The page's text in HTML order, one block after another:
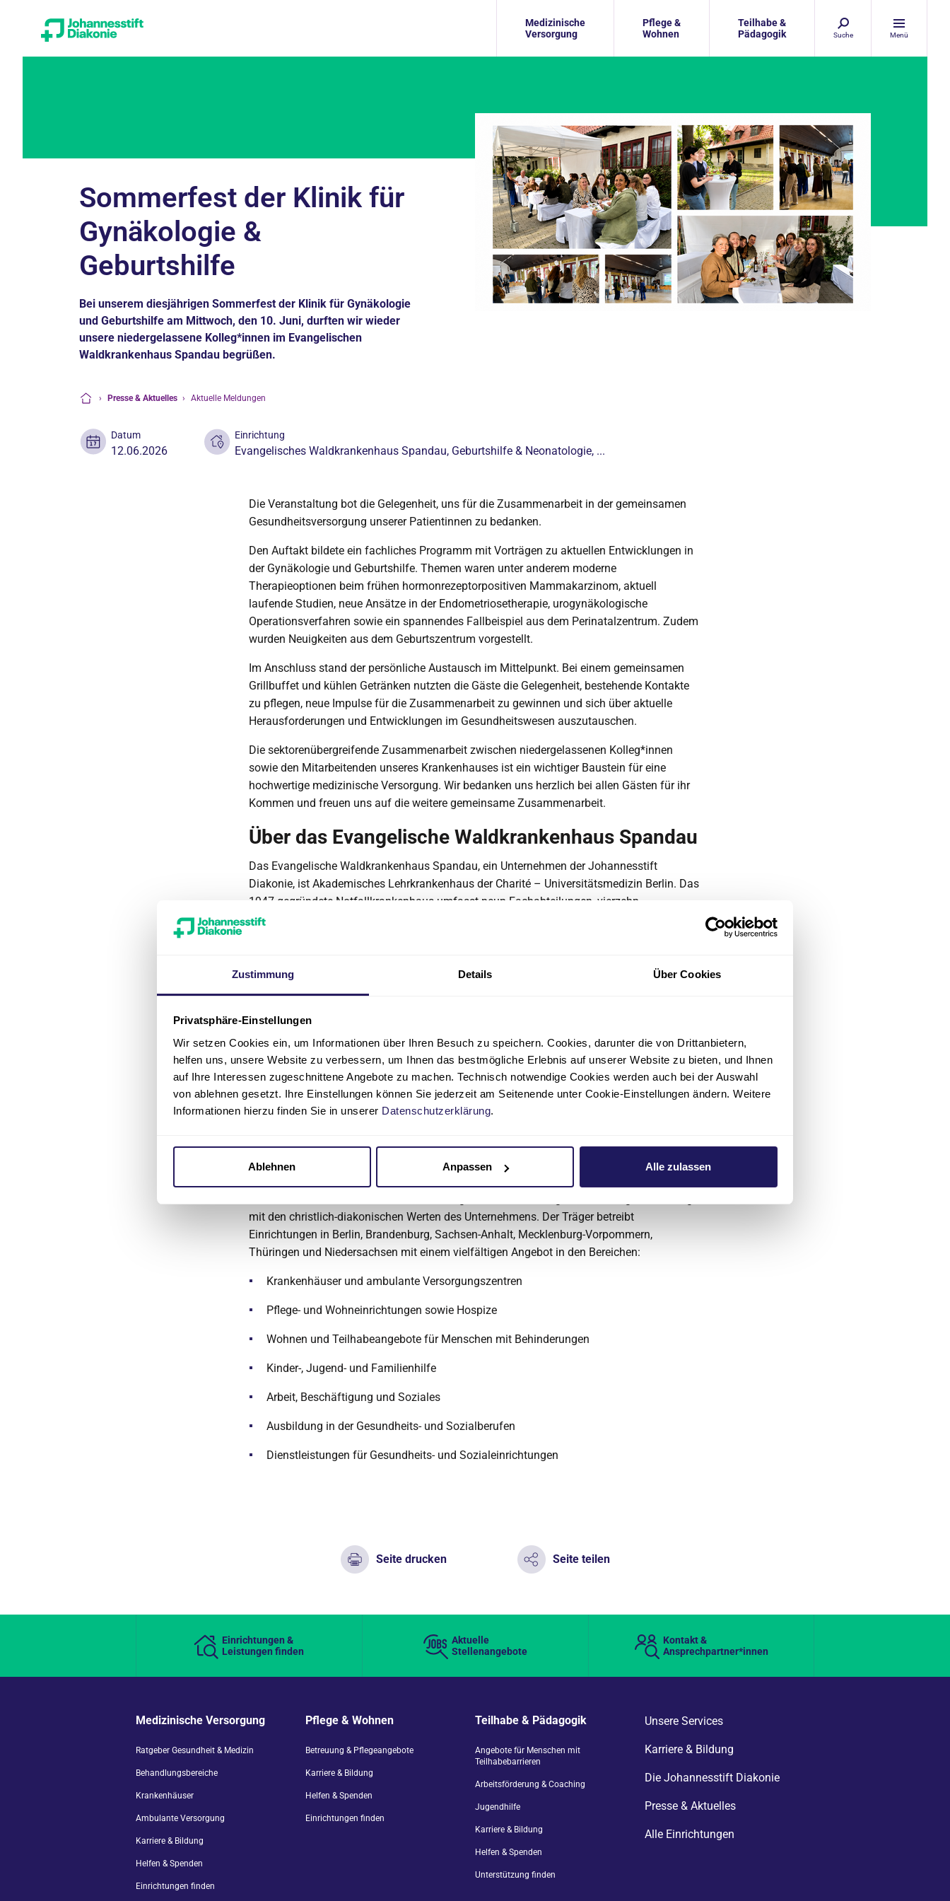
Zustimmung Details Über Cookies
Privatsphäre-Einstellungen
Wir setzen Cookies ein, um Informationen über Ihren Besuch zu speichern. Cookies, darunter die von Drittanbietern,
helfen uns, unsere Website zu verbessern, um Ihnen das bestmögliche Erlebnis auf unserer Website zu bieten, und Ihnen
auf Ihre Interessen zugeschnittene Angebote zu machen. Technisch notwendige Cookies werden auch bei der Auswahl
von ablehnen gesetzt. Ihre Einstellungen können Sie jederzeit am Seitenende unter Cookie-Einstellungen ändern. Weitere
Informationen hierzu finden Sie in unserer Datenschutzerklärung.
Ablehnen Anpassen Alle zulassen
Medizinische
Versorgung
Pflege &
Wohnen
Teilhabe &
Pädagogik
Suche Menü
Sommerfest der Klinik für
Gynäkologie &
Geburtshilfe
Bei unserem diesjährigen Sommerfest der Klinik für Gynäkologie
und Geburtshilfe am Mittwoch, den 10. Juni, durften wir wieder
unsere niedergelassene Kolleg*innen im Evangelischen
Waldkrankenhaus Spandau begrüßen.
› Presse & Aktuelles › Aktuelle Meldungen
Datum
12.06.2026
Einrichtung
Evangelisches Waldkrankenhaus Spandau, Geburtshilfe & Neonatologie, ...
Die Veranstaltung bot die Gelegenheit, uns für die Zusammenarbeit in der gemeinsamen
Gesundheitsversorgung unserer Patientinnen zu bedanken.
Den Auftakt bildete ein fachliches Programm mit Vorträgen zu aktuellen Entwicklungen in
der Gynäkologie und Geburtshilfe. Themen waren unter anderem moderne
Therapieoptionen beim frühen hormonrezeptorpositiven Mammakarzinom, aktuell
laufende Studien, neue Ansätze in der Endometriosetherapie, urogynäkologische
Operationsverfahren sowie ein spannendes Fallbeispiel aus dem Perinatalzentrum. Zudem
wurden Neuigkeiten aus dem Geburtszentrum vorgestellt.
Im Anschluss stand der persönliche Austausch im Mittelpunkt. Bei einem gemeinsamen
Grillbuffet und kühlen Getränken nutzten die Gäste die Gelegenheit, bestehende Kontakte
zu pflegen, neue Impulse für die Zusammenarbeit zu gewinnen und sich über aktuelle
Herausforderungen und Entwicklungen im Gesundheitswesen auszutauschen.
Die sektorenübergreifende Zusammenarbeit zwischen niedergelassenen Kolleg*innen
sowie den Mitarbeitenden unseres Krankenhauses ist ein wichtiger Baustein für eine
hochwertige medizinische Versorgung. Wir bedanken uns herzlich bei allen Gästen für ihr
Kommen und freuen uns auf die weitere gemeinsame Zusammenarbeit.
Über das Evangelische Waldkrankenhaus Spandau
Das Evangelische Waldkrankenhaus Spandau, ein Unternehmen der Johannesstift
Diakonie, ist Akademisches Lehrkrankenhaus der Charité – Universitätsmedizin Berlin. Das
1947 gegründete Notfallkrankenhaus umfasst neun Fachabteilungen, vierzehn
medizinische Zentren und 518 Betten. Jährlich versorgen wir rund 22.000 Patient*innen
Die Behandlungsschwerpunkte liegen in den Bereichen Altersmedizin, Brustkrebs /
Brustrekonstruktion, Chronische Wunden, Gefäßerkrankungen, Gelenke und künstlicher
Gelenkersatz, Herz, Kinder- und Jugendmedizin, Kinderchirurgie und –urologie, Krebs,
Magen / Darm, Rücken, Schwangerschaft und Geburt sowie Sport und Unfälle.
Das Evangelische Waldkrankenhaus Spandau betreibt drei Fachschulen: die
Reha-
Akademie Berlinfür Physiotherapeut*innen, die Schule für Ergotherapiesowie
gemeinsam mit dem Martin-Luther-Krankenhaus die
Gesundheitsfachschule Berlin.
Diese fungieren auch als Ausbildungsstätte des Krankenhauses.
Die Johannesstift Diakonie gAG ist das größte konfessionelle Gesundheits- und
mit den christlich-diakonischen Werten des Unternehmens. Der Träger betreibt
Einrichtungen in Berlin, Brandenburg, Sachsen-Anhalt, Mecklenburg-Vorpommern,
Thüringen und Niedersachsen mit einem vielfältigen Angebot in den Bereichen:
Krankenhäuser und ambulante Versorgungszentren
Pflege- und Wohneinrichtungen sowie Hospize
Wohnen und Teilhabeangebote für Menschen mit Behinderungen
Kinder-, Jugend- und Familienhilfe
Arbeit, Beschäftigung und Soziales
Ausbildung in der Gesundheits- und Sozialberufen
Dienstleistungen für Gesundheits- und Sozialeinrichtungen
Seite drucken Seite teilen
Einrichtungen &
Leistungen finden
Aktuelle
Stellenangebote
Kontakt &
Ansprechpartner*innen
Medizinische Versorgung
Ratgeber Gesundheit & Medizin
Behandlungsbereiche
Krankenhäuser
Ambulante Versorgung
Karriere & Bildung
Helfen & Spenden
Einrichtungen finden
Pflege & Wohnen
Betreuung & Pflegeangebote
Karriere & Bildung
Helfen & Spenden
Einrichtungen finden
Teilhabe & Pädagogik
Angebote für Menschen mit
Teilhabebarrieren
Arbeitsförderung & Coaching
Jugendhilfe
Karriere & Bildung
Helfen & Spenden
Unterstützung finden
Unsere Services
Karriere & Bildung
Die Johannesstift Diakonie
Presse & Aktuelles
Alle Einrichtungen